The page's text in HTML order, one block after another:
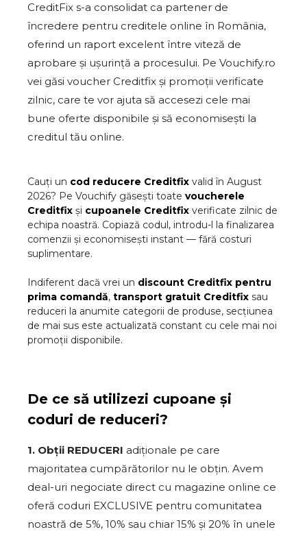
CreditFix s-a consolidat ca partener de
încredere pentru creditele online în România,
oferind un raport excelent între viteză de
aprobare și ușurință a procesului. Pe Vouchify.ro
vei găsi voucher Creditfix și promoții verificate
zilnic, care te vor ajuta să accesezi cele mai
bune oferte disponibile și să economisești la
creditul tău online.
Cauți un cod reducere Creditfix valid în August
2026? Pe Vouchify găsești toate voucherele
Creditfix și cupoanele Creditfix verificate zilnic de
echipa noastră. Copiază codul, introdu-l la finalizarea
comenzii și economisești instant — fără costuri
suplimentare.
Indiferent dacă vrei un discount Creditfix pentru
prima comandă, transport gratuit Creditfix sau
reduceri la anumite categorii de produse, secțiunea
de mai sus este actualizată constant cu cele mai noi
promoții disponibile.
De ce să utilizezi cupoane și
coduri de reduceri?
1. Obții REDUCERI adiționale pe care
majoritatea cumpărătorilor nu le obțin. Avem
deal-uri negociate direct cu magazine online ce
oferă coduri EXCLUSIVE pentru comunitatea
noastră de 5%, 10% sau chiar 15% și 20% în unele